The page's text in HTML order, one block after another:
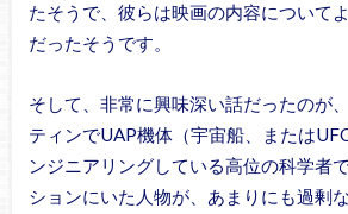
たそうで、彼らは映画の内容について
だったそうです。
そして、非常に興味深い話だったのが
ティンでUAP機体（宇宙船、または
ンジニアリングしている高位の科学者
ションにいた人物が、あまりにも過剰